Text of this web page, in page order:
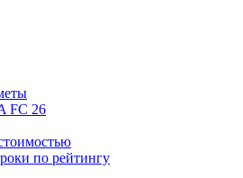
FC 26
по рейтингу